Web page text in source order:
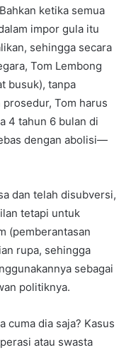
ketika semua
impor gula itu
sehingga secara
Tom Lembong
busuk), tanpa
Tom harus
4 tahun 6 bulan di
dengan abolisi—
dan telah disubversi,
tetapi untuk
(pemberantasan
rupa, sehingga
sebagai
politiknya.
cuma dia saja? Kasus
atau swasta